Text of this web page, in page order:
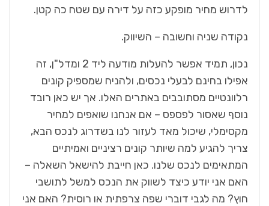
לדרוש מחיר מופקע כזה על דירה עם שטח כה קטן.
נקודה שניה וחשובה – השיווק.
נכון, תמיד אפשר להעלות מודעה ליד 2 ומדל"ן, זה
אפילו בחינם לבעלי נכסים, ולהניח שמספיק קונים
רלוונטיים מסתובבים באתרים האלו. אך יש כאן רובד
נוסף שאסור לפספס – אם אנחנו שואפים למחיר
מקסימלי, שיכול מאד לעזור לנו בשדרוג לנכס הבא,
צריך להגיע למה שיותר קונים רציניים ואמיתיים
המתאימים לנכס שלנו. כאן חייבת להישאל השאלה –
האם אני יודע כיצד לשווק את הנכס למשל לתושבי
חוץ? מה לגבי דוברי שפה צרפתית או רוסית? האם אני